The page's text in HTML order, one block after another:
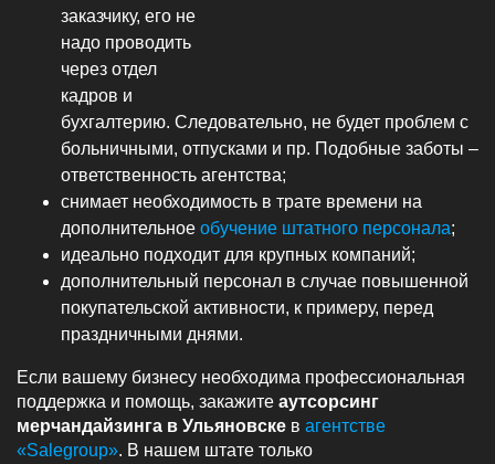
заказчику, его не
надо проводить
через отдел
кадров и
бухгалтерию. Следовательно, не будет проблем с
больничными, отпусками и пр. Подобные заботы –
ответственность агентства;
снимает необходимость в трате времени на
дополнительное обучение штатного персонала;
идеально подходит для крупных компаний;
дополнительный персонал в случае повышенной
покупательской активности, к примеру, перед
праздничными днями.
Если вашему бизнесу необходима профессиональная
поддержка и помощь, закажите аутсорсинг
мерчандайзинга в Ульяновске в агентстве
«Salegroup». В нашем штате только